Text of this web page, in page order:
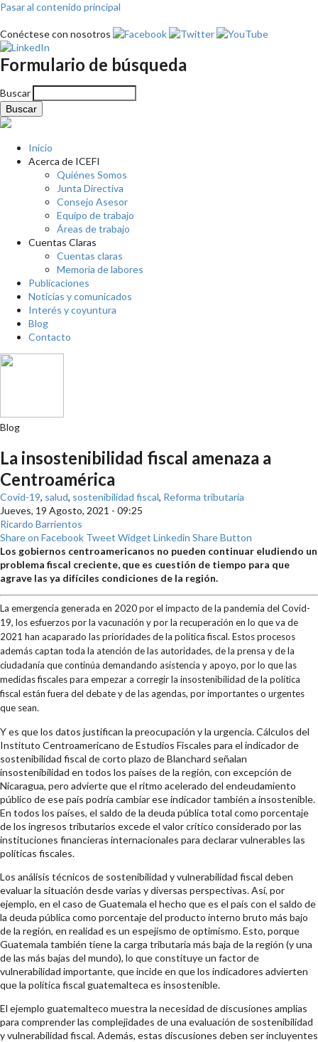
Pasar al contenido principal
Conéctese con nosotros
Formulario de búsqueda
Buscar
Inicio
Acerca de ICEFI
Quiénes Somos
Junta Directiva
Consejo Asesor
Equipo de trabajo
Áreas de trabajo
Cuentas Claras
Cuentas claras
Memoria de labores
Publicaciones
Noticias y comunicados
Interés y coyuntura
Blog
Contacto
Blog
La insostenibilidad fiscal amenaza a
Centroamérica
Covid-19, salud, sostenibilidad fiscal, Reforma tributaria
Jueves, 19 Agosto, 2021 - 09:25
Ricardo Barrientos
Share on Facebook Tweet Widget Linkedin Share Button
Los gobiernos centroamericanos no pueden continuar eludiendo un
problema fiscal creciente, que es cuestión de tiempo para que
agrave las ya difíciles condiciones de la región.
La emergencia generada en 2020 por el impacto de la pandemia del Covid-
19, los esfuerzos por la vacunación y por la recuperación en lo que va de
2021 han acaparado las prioridades de la política fiscal. Estos procesos
además captan toda la atención de las autoridades, de la prensa y de la
ciudadanía que continúa demandando asistencia y apoyo, por lo que las
medidas fiscales para empezar a corregir la insostenibilidad de la política
fiscal están fuera del debate y de las agendas, por importantes o urgentes
que sean.
Y es que los datos justifican la preocupación y la urgencia. Cálculos del
Instituto Centroamericano de Estudios Fiscales para el indicador de
sostenibilidad fiscal de corto plazo de Blanchard señalan
insostenibilidad en todos los países de la región, con excepción de
Nicaragua, pero advierte que el ritmo acelerado del endeudamiento
público de ese país podría cambiar ese indicador también a insostenible.
En todos los países, el saldo de la deuda pública total como porcentaje
de los ingresos tributarios excede el valor crítico considerado por las
instituciones financieras internacionales para declarar vulnerables las
políticas fiscales.
Los análisis técnicos de sostenibilidad y vulnerabilidad fiscal deben
evaluar la situación desde varias y diversas perspectivas. Así, por
ejemplo, en el caso de Guatemala el hecho que es el país con el saldo de
la deuda pública como porcentaje del producto interno bruto más bajo
de la región, en realidad es un espejismo de optimismo. Esto, porque
Guatemala también tiene la carga tributaria más baja de la región (y una
de las más bajas del mundo), lo que constituye un factor de
vulnerabilidad importante, que incide en que los indicadores advierten
que la política fiscal guatemalteca es insostenible.
El ejemplo guatemalteco muestra la necesidad de discusiones amplias
para comprender las complejidades de una evaluación de sostenibilidad
y vulnerabilidad fiscal. Además, estas discusiones deben ser incluyentes